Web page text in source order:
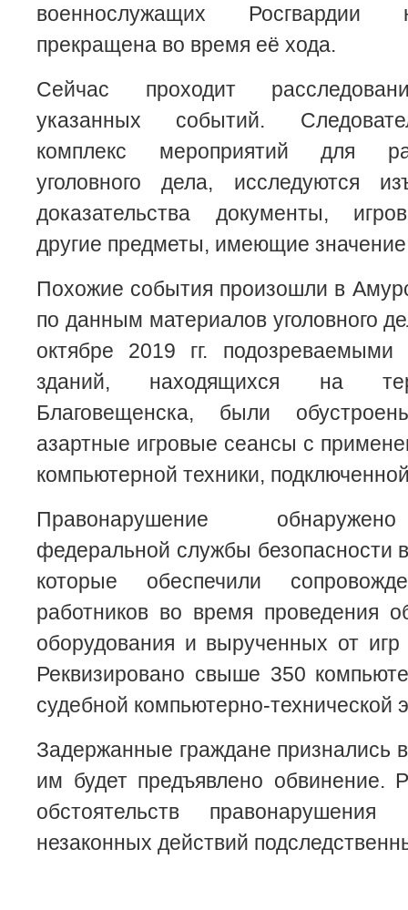
военнослужащих Росгвардии
прекращена во время её хода.
Сейчас проходит
указанных событий.
комплекс мероприятий для
уголовного дела, исследуются
доказательства документы,
другие предметы, имеющие значение
Похожие события произошли в
по данным материалов уголовного
октябре 2019 гг.
зданий, находящихся на
Благовещенска, были
азартные игровые сеансы с
компьютерной техники,
Правонарушение
федеральной службы безопасности
которые обеспечили
работников во время проведения
оборудования и вырученных от
Реквизировано свыше 350
судебной компьютерно-технической
Задержанные граждане признались
им будет предъявлено обвинение.
обстоятельств
незаконных действий